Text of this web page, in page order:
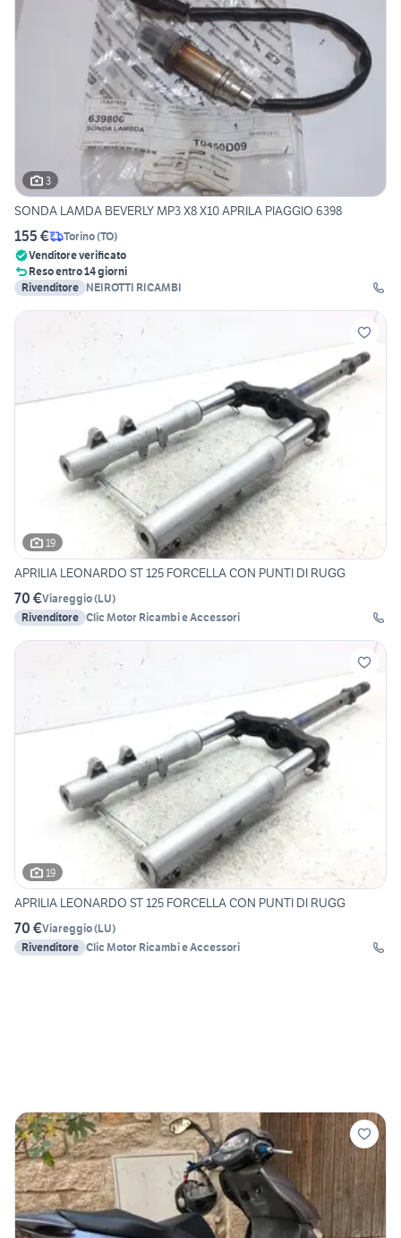
3
SONDA LAMDA BEVERLY MP3 X8 X10 APRILA PIAGGIO 6398
155 € Torino(TO)
Venditore verificato
Reso entro 14 giorni
Rivenditore NEIROTTI RICAMBI
19
APRILIA LEONARDO ST 125 FORCELLA CON PUNTI DI RUGG
70 €Viareggio(LU)
Rivenditore Clic Motor Ricambi e Accessori
19
APRILIA LEONARDO ST 125 FORCELLA CON PUNTI DI RUGG
70 €Viareggio(LU)
Rivenditore Clic Motor Ricambi e Accessori